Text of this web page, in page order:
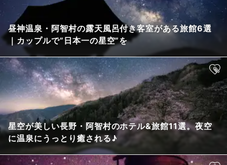
昼神温泉・阿智村の露天風呂付き客室がある旅館6選
｜カップルで”日本一の星空”を
星空が美しい長野・阿智村のホテル&旅館11選。夜空
に温泉にうっとり癒される♪